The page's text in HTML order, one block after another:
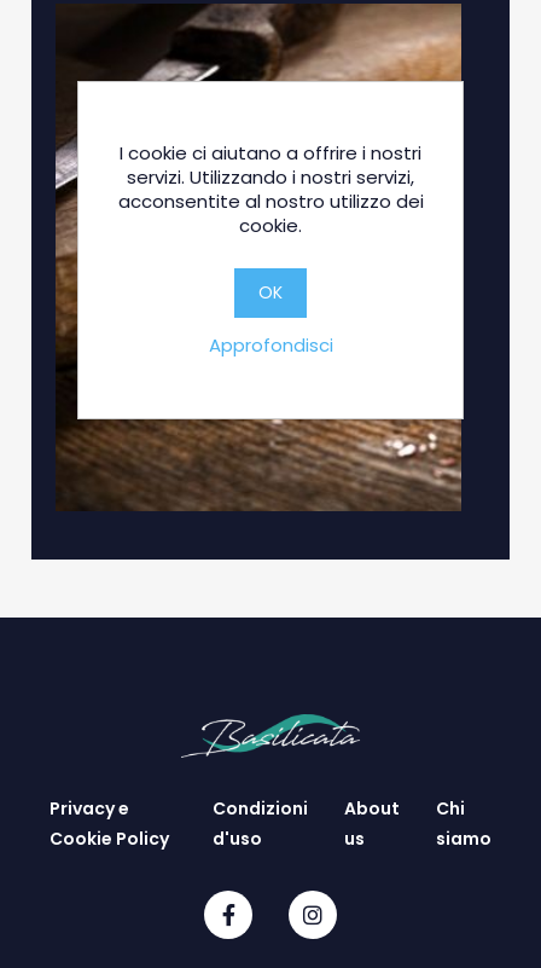
Privacy e
Cookie Policy
Condizioni
d'uso
About
us
Chi
siamo
I cookie ci aiutano a offrire i nostri
servizi. Utilizzando i nostri servizi,
acconsentite al nostro utilizzo dei
cookie.
OK
Approfondisci